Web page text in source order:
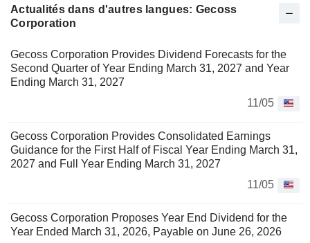
Actualités dans d'autres langues: Gecoss
Corporation
Gecoss Corporation Provides Dividend Forecasts for the
Second Quarter of Year Ending March 31, 2027 and Year
Ending March 31, 2027
11/05
Gecoss Corporation Provides Consolidated Earnings
Guidance for the First Half of Fiscal Year Ending March 31,
2027 and Full Year Ending March 31, 2027
11/05
Gecoss Corporation Proposes Year End Dividend for the
Year Ended March 31, 2026, Payable on June 26, 2026